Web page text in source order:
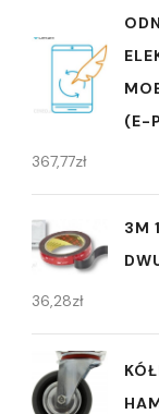
(E-
367,77zł
3M
36,28zł